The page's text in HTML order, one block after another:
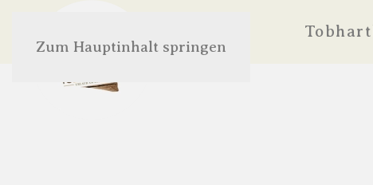
Zum Hauptinhalt springen